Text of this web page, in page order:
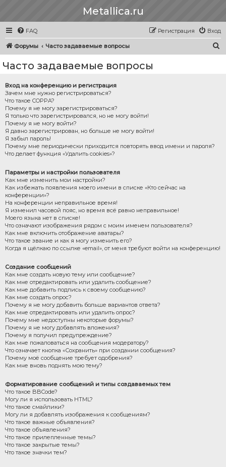
Metallica.ru
FAQ Вход
Регистрация
Форумы Часто задаваемые вопросы
Часто задаваемые вопросы
Вход на конференцию и регистрация
Зачем мне нужно регистрироваться?
Что такое COPPA?
Почему я не могу зарегистрироваться?
Я только что зарегистрировался, но не могу войти!
Почему я не могу войти?
Я давно зарегистрирован, но больше не могу войти!
Я забыл пароль!
Почему мне периодически приходится повторять ввод имени и пароля?
Что делает функция «Удалить cookies»?
Параметры и настройки пользователя
Как мне изменить мои настройки?
Как избежать появления моего имени в списке «Кто сейчас на
конференции»?
На конференции неправильное время!
Я изменил часовой пояс, но время всё равно неправильное!
Моего языка нет в списке!
Что означают изображения рядом с моим именем пользователя?
Как мне включить отображение аватары?
Что такое звание и как я могу изменить его?
Когда я щёлкаю по ссылке «email», от меня требуют войти на конференцию!
Создание сообщений
Как мне создать новую тему или сообщение?
Как мне отредактировать или удалить сообщение?
Как мне добавить подпись к своему сообщению?
Как мне создать опрос?
Почему я не могу добавить больше вариантов ответа?
Как мне отредактировать или удалить опрос?
Почему мне недоступны некоторые форумы?
Почему я не могу добавлять вложения?
Почему я получил предупреждение?
Как мне пожаловаться на сообщения модератору?
Что означает кнопка «Сохранить» при создании сообщения?
Почему моё сообщение требует одобрения?
Как мне вновь поднять мою тему?
Форматирование сообщений и типы создаваемых тем
Что такое BBCode?
Могу ли я использовать HTML?
Что такое смайлики?
Могу ли я добавлять изображения к сообщениям?
Что такое важные объявления?
Что такое объявления?
Что такое прилепленные темы?
Что такое закрытые темы?
Что такое значки тем?